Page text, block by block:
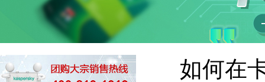
如何在